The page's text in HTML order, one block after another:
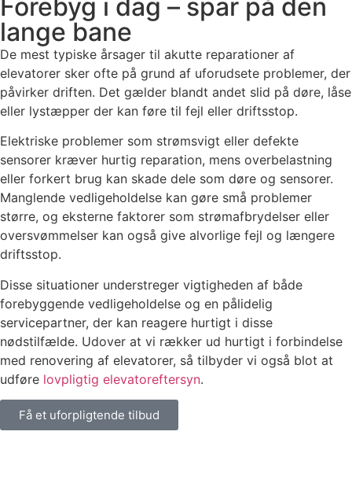
Forebyg i dag – spar på den
lange bane
De mest typiske årsager til akutte reparationer af
elevatorer sker ofte på grund af uforudsete problemer, der
påvirker driften. Det gælder blandt andet slid på døre, låse
eller lystæpper der kan føre til fejl eller driftsstop.
Elektriske problemer som strømsvigt eller defekte
sensorer kræver hurtig reparation, mens overbelastning
eller forkert brug kan skade dele som døre og sensorer.
Manglende vedligeholdelse kan gøre små problemer
større, og eksterne faktorer som strømafbrydelser eller
oversvømmelser kan også give alvorlige fejl og længere
driftsstop.
Disse situationer understreger vigtigheden af både
forebyggende vedligeholdelse og en pålidelig
servicepartner, der kan reagere hurtigt i disse
nødstilfælde. Udover at vi rækker ud hurtigt i forbindelse
med renovering af elevatorer, så tilbyder vi også blot at
udføre lovpligtig elevatoreftersyn.
Få et uforpligtende tilbud